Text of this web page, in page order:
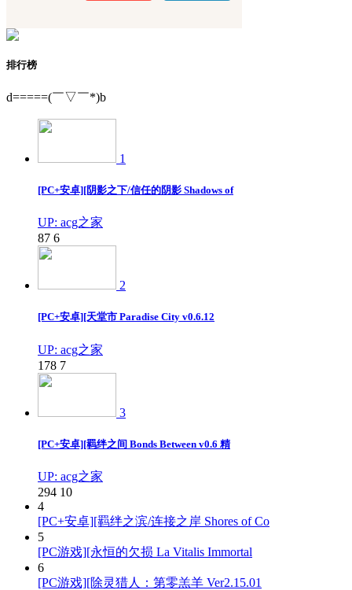
排行榜
d=====(￣▽￣*)b
1
[PC+安卓][阴影之下/信任的阴影 Shadows of
UP: acg之家
87 6
2
[PC+安卓][天堂市 Paradise City v0.6.12
UP: acg之家
178 7
3
[PC+安卓][羁绊之间 Bonds Between v0.6 精
UP: acg之家
294 10
4
[PC+安卓][羁绊之滨/连接之岸 Shores of Co
5
[PC游戏][永恒的欠损 La Vitalis Immortal
6
[PC游戏][除灵猎人：第零羔羊 Ver2.15.01